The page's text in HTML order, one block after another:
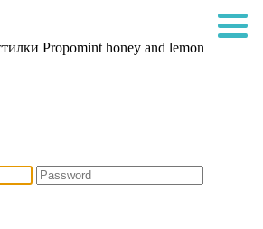
Propomint honey and lemon